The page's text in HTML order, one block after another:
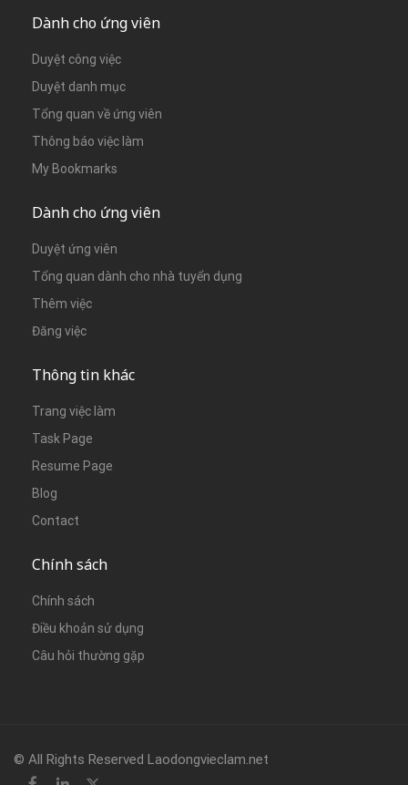
Dành cho ứng viên
Duyệt công việc
Duyệt danh mục
Tổng quan về ứng viên
Thông báo việc làm
My Bookmarks
Dành cho ứng viên
Duyệt ứng viên
Tổng quan dành cho nhà tuyển dụng
Thêm việc
Đăng việc
Thông tin khác
Trang việc làm
Task Page
Resume Page
Blog
Contact
Chính sách
Chính sách
Điều khoản sử dụng
Câu hỏi thường gặp
© All Rights Reserved Laodongvieclam.net